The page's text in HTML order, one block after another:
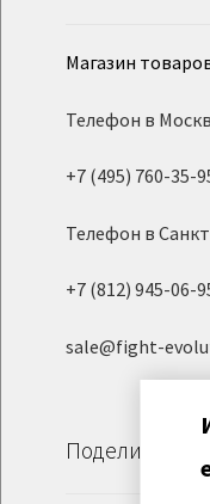
Магазин
Телефон в
+7 (495) 760-35-
Телефон в
+7 (812) 945-06-
sale@fight-
Поделиться